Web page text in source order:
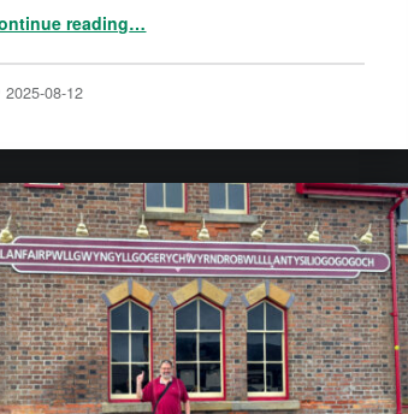
reading…
2025-08-12